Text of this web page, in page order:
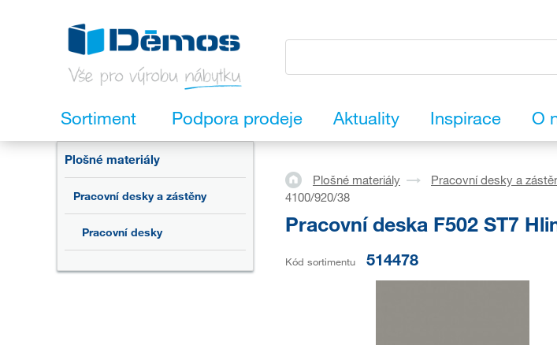
Sortiment Podpora prodeje Aktuality Inspirace O
Plošné materiály
Pracovní desky a zástěny
Pracovní desky
Plošné materiály Pracovní desky a
4100/920/38
Pracovní deska F502 ST7
Kód sortimentu 514478